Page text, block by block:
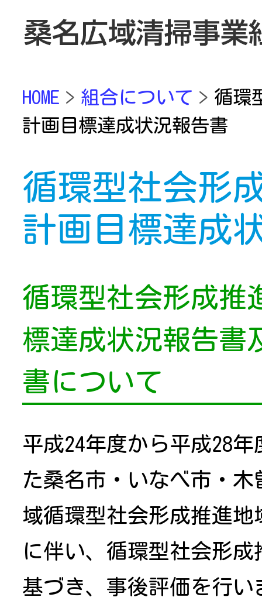
HOME 組合について
循環
計画目標達成状況報告書
循環型社会形
計画目標達成
循環型社会形成推
標達成状況報告書
書について
平成24年度から平成28
た桑名市・いなべ市・
域循環型社会形成推進
に伴い、循環型社会形
基づき、事後評価を行